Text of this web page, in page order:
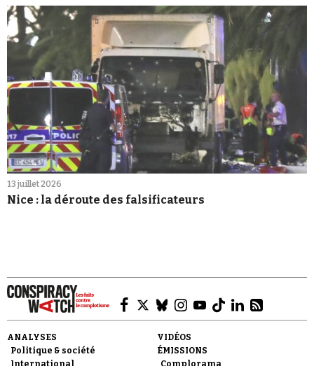
13 juillet 2026
Nice : la déroute des falsificateurs
ANALYSES
Politique & société
International
VIDÉOS
ÉMISSIONS
Complorama